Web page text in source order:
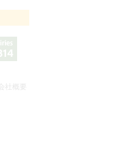
会社概要